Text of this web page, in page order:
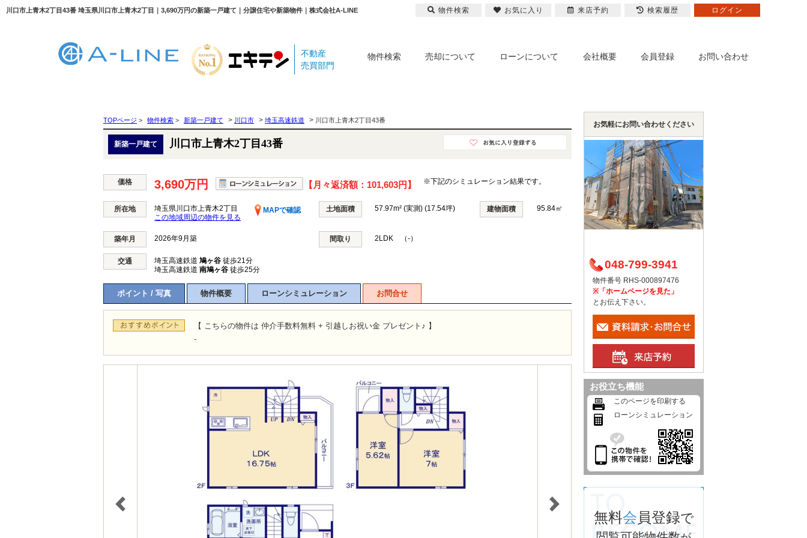
川口市上青木2丁目43番 埼玉県川口市上青木2丁目｜3,690万円の新築一戸建て｜分譲住宅や新築物件｜株式会社A-LINE
不動産
売買部門
物件検索 売却について ローンについて 会社概要 会員登録 お問い合わせ
TOPページ > 物件検索 > 新築一戸建て > 川口市 > 埼玉高速鉄道 > 川口市上青木2丁目43番
新築一戸建て 川口市上青木2丁目43番
価格 3,690万円 【月々返済額： 101,603円 】 ※下記のシミュレーション結果です。
所在地 埼玉県川口市上青木2丁目
MAPで確認
この地域周辺の物件を見る
土地面積 57.97m² (実測) (17.54坪) 建物面積 95.84㎡
築年月 2026年9月築 間取り 2LDK （-）
交通 埼玉高速鉄道 鳩ヶ谷 徒歩21分
埼玉高速鉄道 南鳩ヶ谷 徒歩25分
ポイント / 写真 物件概要 ローンシミュレーション お問合せ
【 こちらの物件は 仲介手数料無料 + 引越しお祝い金 プレゼント♪ 】
-
お気軽にお問い合わせください
048-799-3941
物件番号 RHS-000897476
※「ホームページを見た」
とお伝え下さい。
お役立ち機能
このページを印刷する
ローンシミュレーション
無料会員登録で
物件検索 お気に入り 来店予約 検索履歴 ログイン